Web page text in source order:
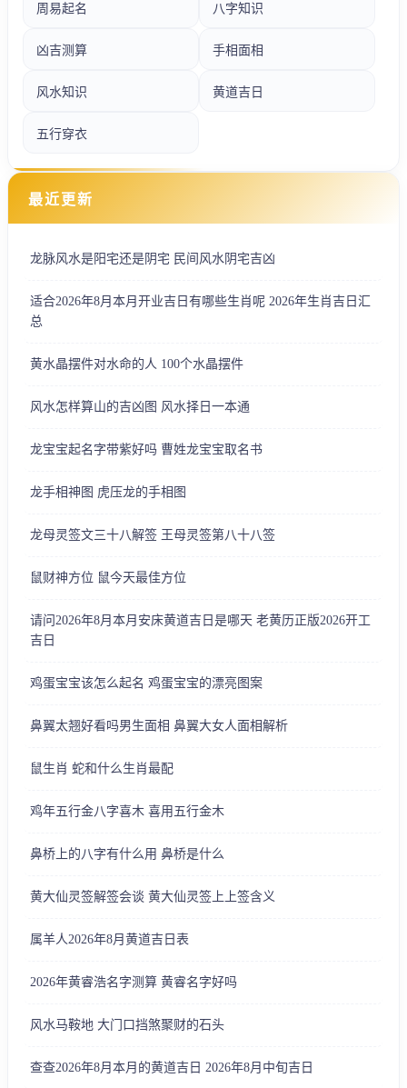
周易起名 八字知识
凶吉测算 手相面相
风水知识 黄道吉日
五行穿衣
最近更新
龙脉风水是阳宅还是阴宅 民间风水阴宅吉凶
适合2026年8月本月开业吉日有哪些生肖呢 2026年生肖吉日汇
总
黄水晶摆件对水命的人 100个水晶摆件
风水怎样算山的吉凶图 风水择日一本通
龙宝宝起名字带紫好吗 曹姓龙宝宝取名书
龙手相神图 虎压龙的手相图
龙母灵签文三十八解签 王母灵签第八十八签
鼠财神方位 鼠今天最佳方位
请问2026年8月本月安床黄道吉日是哪天 老黄历正版2026开工
吉日
鸡蛋宝宝该怎么起名 鸡蛋宝宝的漂亮图案
鼻翼太翘好看吗男生面相 鼻翼大女人面相解析
鼠生肖 蛇和什么生肖最配
鸡年五行金八字喜木 喜用五行金木
鼻桥上的八字有什么用 鼻桥是什么
黄大仙灵签解签会谈 黄大仙灵签上上签含义
属羊人2026年8月黄道吉日表
2026年黄睿浩名字测算 黄睿名字好吗
风水马鞍地 大门口挡煞聚财的石头
查查2026年8月本月的黄道吉日 2026年8月中旬吉日